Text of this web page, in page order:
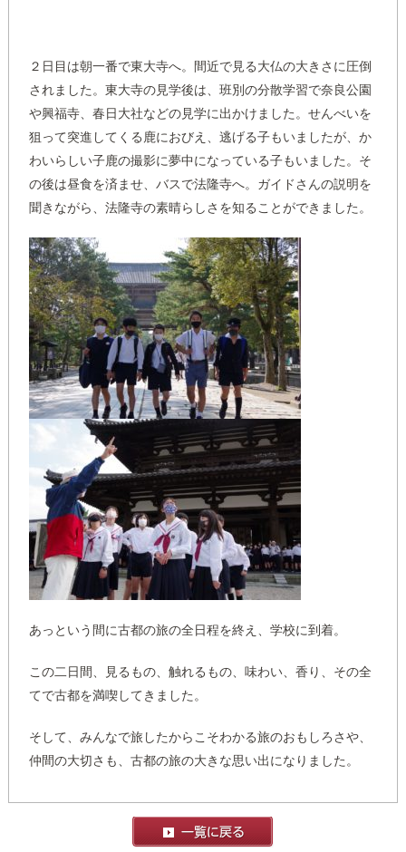
２日目は朝一番で東大寺へ。間近で見る大仏の大きさに圧倒
されました。東大寺の見学後は、班別の分散学習で奈良公園
や興福寺、春日大社などの見学に出かけました。せんべいを
狙って突進してくる鹿におびえ、逃げる子もいましたが、か
わいらしい子鹿の撮影に夢中になっている子もいました。そ
の後は昼食を済ませ、バスで法隆寺へ。ガイドさんの説明を
聞きながら、法隆寺の素晴らしさを知ることができました。
あっという間に古都の旅の全日程を終え、学校に到着。
この二日間、見るもの、触れるもの、味わい、香り、その全
てで古都を満喫してきました。
そして、みんなで旅したからこそわかる旅のおもしろさや、
仲間の大切さも、古都の旅の大きな思い出になりました。